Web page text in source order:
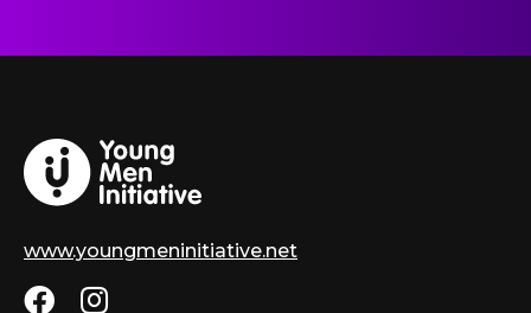
www.youngmeninitiative.net